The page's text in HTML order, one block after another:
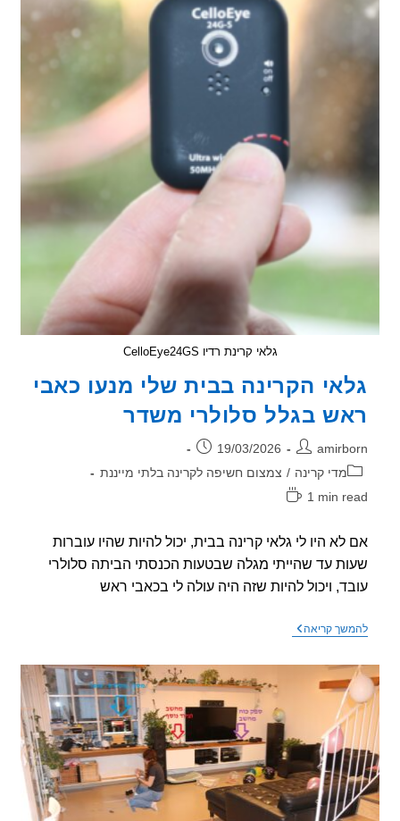
גלאי קרינת רדיו CelloEye24GS
הקרינה בבית שלי מנעו כאבי
בגלל סלולרי משדר
פורסם:
19/03/2026
מדי קרינה / צמצום חשיפה לקרינה בלתי מייננת
1 min
היו לי גלאי קרינה בבית, יכול להיות שהיו עוברות
עד שהייתי מגלה שבטעות הכנסתי הביתה סלולרי
ויכול להיות שזה היה עולה לי בכאבי ראש
קריאהגלאי
שלי
מנעו
כאבי
ראש
בגלל
סלולרי
משדר